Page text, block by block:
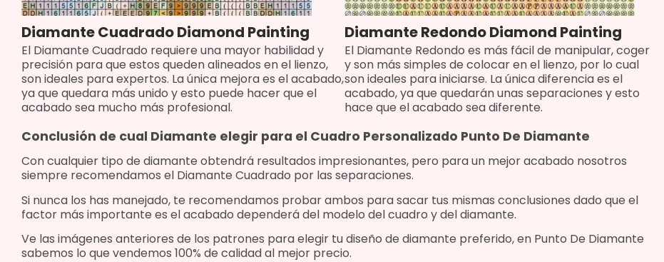
Diamante Cuadrado Diamond Painting
El Diamante Cuadrado requiere una mayor habilidad y
precisión para que estos queden alineados en el lienzo,
son ideales para expertos. La única mejora es el acabado,
ya que quedara más unido y esto puede hacer que el
acabado sea mucho más profesional.
Diamante Redondo Diamond Painting
El Diamante Redondo es más fácil de manipular, coger
y son más simples de colocar en el lienzo, por lo cual
son ideales para iniciarse. La única diferencia es el
acabado, ya que quedarán unas separaciones y esto
hace que el acabado sea diferente.
Conclusión de cual Diamante elegir para el Cuadro Personalizado Punto De Diamante
Con cualquier tipo de diamante obtendrá resultados impresionantes, pero para un mejor acabado nosotros
siempre recomendamos el Diamante Cuadrado por las separaciones.
Si nunca los has manejado, te recomendamos probar ambos para sacar tus mismas conclusiones dado que el
factor más importante es el acabado dependerá del modelo del cuadro y del diamante.
Ve las imágenes anteriores de los patrones para elegir tu diseño de diamante preferido, en Punto De Diamante
sabemos lo que vendemos 100% de calidad al mejor precio.